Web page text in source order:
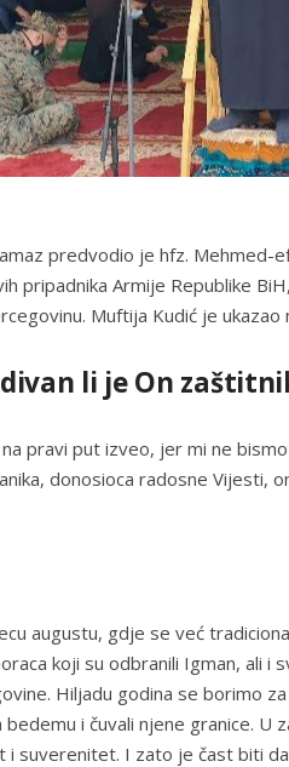
predvodio je hfz. Mehmed-
pripadnika Armije Republike
Muftija Kudić je
li je On
pravi put izveo, jer mi ne
donosioca radosne Vijesti,
augustu, gdje se već
koji su odbranili Igman, ali i
Hiljadu godina se borimo
i čuvali njene granice.
i suverenitet. I zato je čast biti